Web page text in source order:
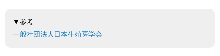
▼参考
一般社団法人日本生殖医学会